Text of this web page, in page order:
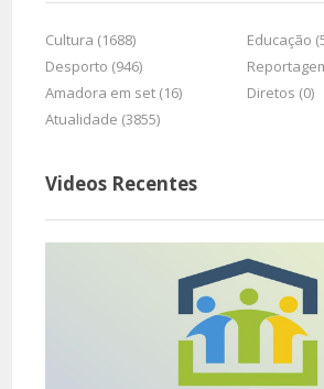
Cultura (1688)
Educação
Desporto (946)
Amadora em set (16)
Diretos (0)
Atualidade (3855)
Videos Recentes